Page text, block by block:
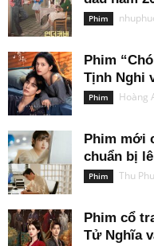
Phim
Phim
Tịnh Nghi
Phim Hoàng
Phim mới
chuẩn bị
Phim Thu
Phim cổ
Tử Nghĩa